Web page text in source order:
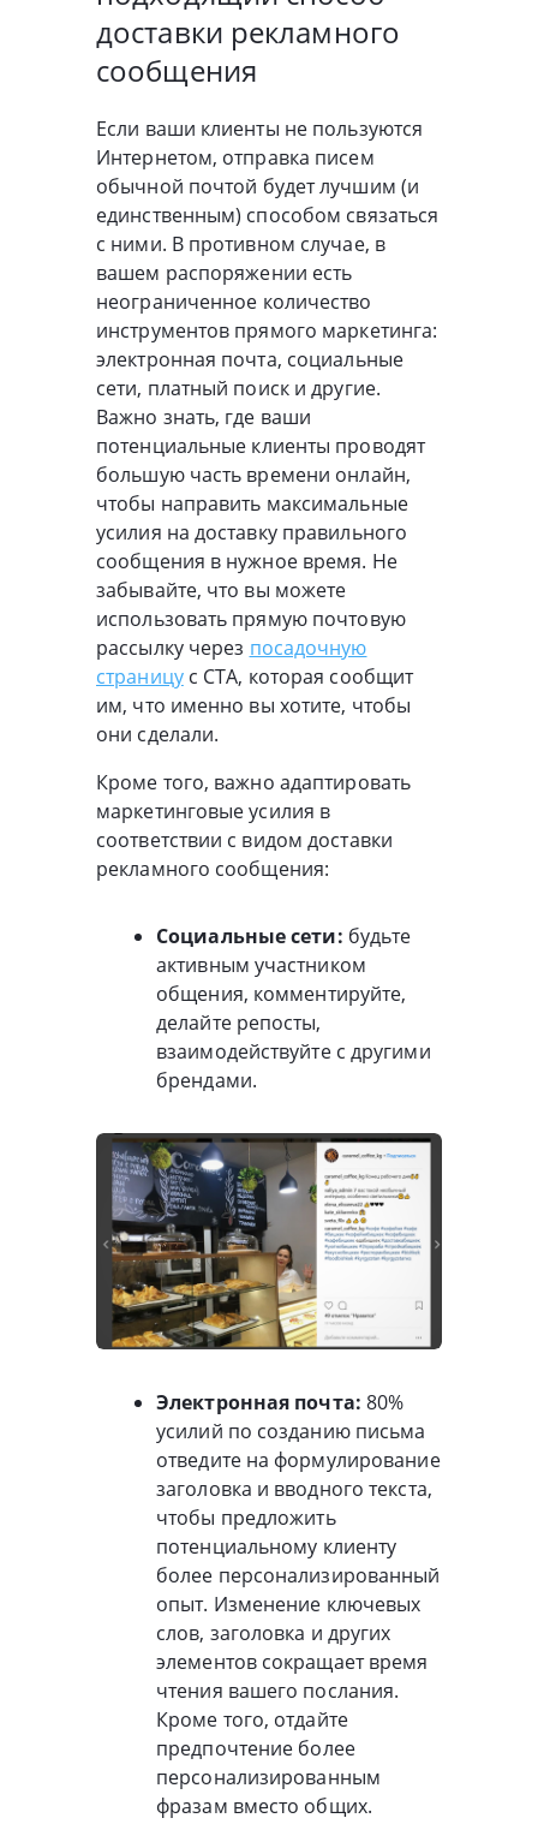
доставки рекламного
сообщения
Если ваши клиенты не пользуются
Интернетом, отправка писем
обычной почтой будет лучшим (и
единственным) способом связаться
с ними. В противном случае, в
вашем распоряжении есть
неограниченное количество
инструментов прямого маркетинга:
электронная почта, социальные
сети, платный поиск и другие.
Важно знать, где ваши
потенциальные клиенты проводят
большую часть времени онлайн,
чтобы направить максимальные
усилия на доставку правильного
сообщения в нужное время. Не
забывайте, что вы можете
использовать прямую почтовую
рассылку через посадочную
страницус CTA, которая сообщит
им, что именно вы хотите, чтобы
они сделали.
Кроме того, важно адаптировать
маркетинговые усилия в
соответствии с видом доставки
рекламного сообщения:
Социальные сети: будьте
активным участником
общения, комментируйте,
делайте репосты,
взаимодействуйте с другими
брендами.
Электронная почта: 80%
усилий по созданию письма
отведите на формулирование
заголовка и вводного текста,
чтобы предложить
потенциальному клиенту
более персонализированный
опыт. Изменение ключевых
слов, заголовка и других
элементов сокращает время
чтения вашего послания.
Кроме того, отдайте
предпочтение более
персонализированным
фразам вместо общих.